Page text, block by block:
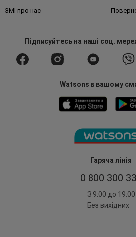
Гаряча лінія
0 800 300
З 9:00 до 19:00
Без вихідних
ЗМІ про нас
Підписуйтесьна наші соц.
Watsons в вашому